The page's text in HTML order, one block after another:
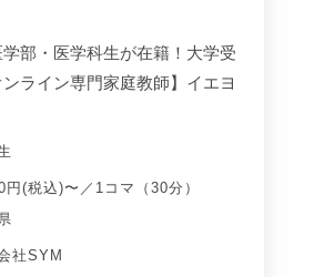
部・医学科生が在籍！大学受
ライン専門家庭教師】イエヨ
円(税込)〜／1コマ（30分）
社SYM